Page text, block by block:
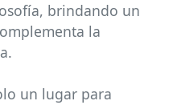
brindando un
la
un lugar para